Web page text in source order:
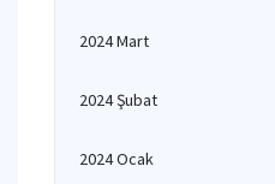
2024 Mart
2024 Şubat
2024 Ocak